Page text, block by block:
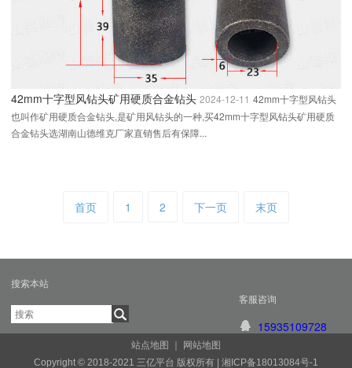
42mm十字型风钻头矿用硬质合金钻头 2024-12-11 42mm十字型风钻头
也叫作矿用硬质合金钻头,是矿用风钻头的一种,买42mm十字型风钻头矿用硬质
合金钻头选湖南山德维克厂家直销售后有保障...
首页 1 2 下一页 末页
搜索本站
客服咨询
15935109728
站点地图
网站地图
Copyright © 2018-2021 三亿平台 版权所有 |
湘ICP备18013084号-1